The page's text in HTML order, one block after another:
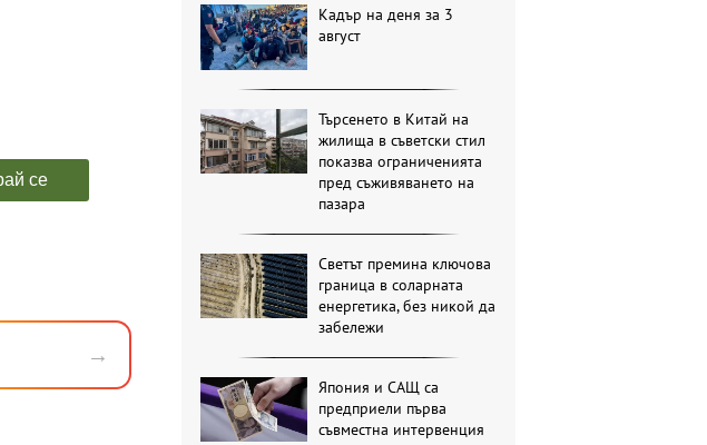
→
Кадър на деня за 3
август
Търсенето в Китай на
жилища в съветски стил
показва ограниченията
пред съживяването на
пазара
Светът премина ключова
граница в соларната
енергетика, без никой да
забележи
Япония и САЩ са
предприели първа
съвместна интервенция